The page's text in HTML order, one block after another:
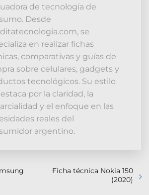
de tecnología de
Desde
se
en realizar fichas
comparativas y guías de
sobre celulares, gadgets y
tecnológicos. Su estilo
por la claridad, la
y el enfoque en las
reales del
argentino.
Ficha técnica Nokia 150
(2020)